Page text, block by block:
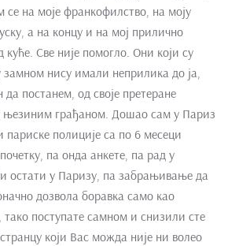
се на моје франкофилство, на моју
а на концу и на мој прилично
куће. Све није помогло. Они који су
замном нису имали неприлика до ја,
постанем, од своје претеране
њезиним грађаном. Дошао сам у Париз
полиције са по 6 месеци
па онда анкете, па рад у
остати у Паризу, па забрањивање да
дозвола боравка само као
поступате самном и снизили сте
који Вас можда није ни волео